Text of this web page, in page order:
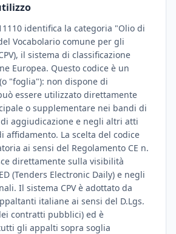
identifica la categoria "Olio di
Vocabolario comune per gli
il sistema di classificazione
Europea. Questo codice è un
"foglia"): non dispone di
essere utilizzato direttamente
o supplementare nei bandi di
aggiudicazione e negli altri atti
affidamento. La scelta del codice
ai sensi del Regolamento CE n.
direttamente sulla visibilità
(Tenders Electronic Daily) e negli
Il sistema CPV è adottato da
italiane ai sensi del D.Lgs.
contratti pubblici) ed è
gli appalti sopra soglia